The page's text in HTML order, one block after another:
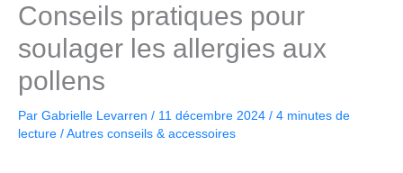
Conseils pratiques pour
soulager les allergies aux
pollens
Par Gabrielle Levarren / 11 décembre 2024 / 4 minutes de
lecture /Autres conseils & accessoires